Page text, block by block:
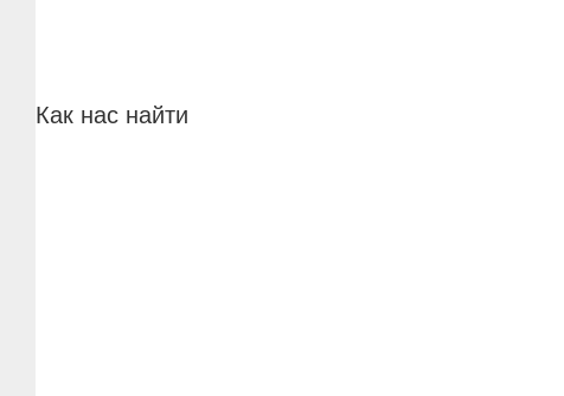
Как нас найти